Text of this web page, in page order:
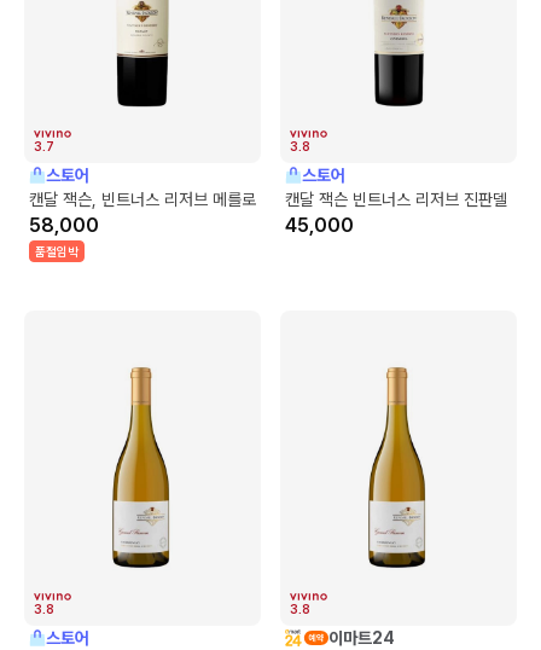
3.7
스토어
캔달 잭슨, 빈트너스 리저브 메를로
58,000
품절임박
3.8
스토어
캔달 잭슨 빈트너스 리저브 진판델
45,000
3.8
스토어
3.8
이마트24